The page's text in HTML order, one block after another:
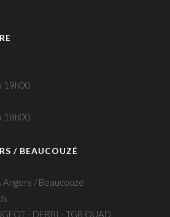
19h00
18h00
/ BEAUCOUZÉ
/ Beaucouzé
- DERBI - TGB QUAD